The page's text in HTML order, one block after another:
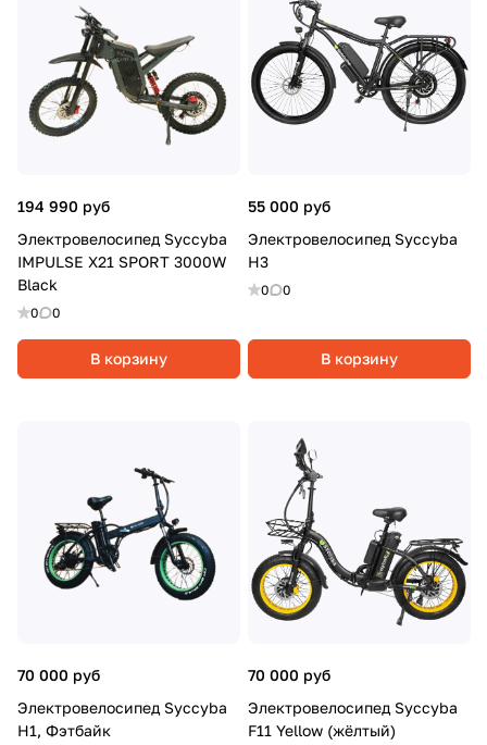
194 990 руб
Электровелосипед Syccyba
IMPULSE X21 SPORT 3000W
Black
0 0
В корзину
55 000 руб
Электровелосипед Syccyba
H3
0 0
В корзину
70 000 руб
Электровелосипед Syccyba
H1, Фэтбайк
70 000 руб
Электровелосипед Syccyba
F11 Yellow (жёлтый)